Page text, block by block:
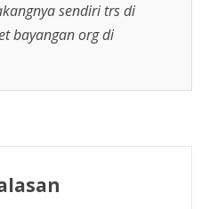
sendiri trs di
bayangan org di